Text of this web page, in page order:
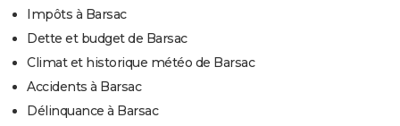
Impôts à Barsac
Dette et budget de Barsac
Climat et historique météo de Barsac
Accidents à Barsac
Délinquance à Barsac